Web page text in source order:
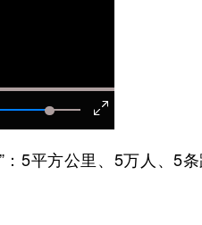
5平方公里、5万人、5